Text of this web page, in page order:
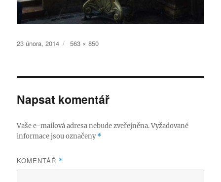
Publikováno:
23 února, 2014
Původní
563 × 850
Napsat komentář
Vaše e-mailová adresa nebude zveřejněna. Vyžadované
informace jsou označeny*
KOMENTÁŘ *